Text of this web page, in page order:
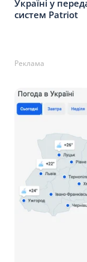
Україні у
систем Patriot
Реклама